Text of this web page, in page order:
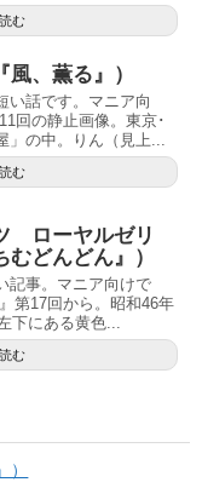
む
、薫る』）
い話です。マニア向
回の静止画像。東京･
」の中。りん（見上...
む
ローヤルゼリ
どんどん』）
記事。マニア向けで
第17回から。昭和46年
下にある黄色...
む